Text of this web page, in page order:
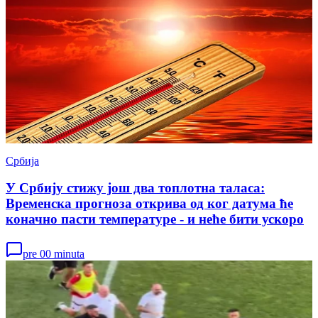
Србија
У Србију стижу још два топлотна таласа:
Временска прогноза открива од ког датума ће
коначно пасти температуре - и неће бити ускоро
pre 00 minuta